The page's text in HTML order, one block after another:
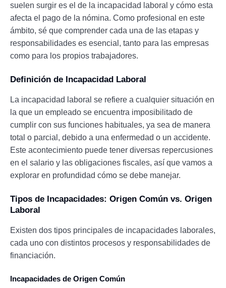
suelen surgir es el de la incapacidad laboral y cómo esta
afecta el pago de la nómina. Como profesional en este
ámbito, sé que comprender cada una de las etapas y
responsabilidades es esencial, tanto para las empresas
como para los propios trabajadores.
Definición de Incapacidad Laboral
La incapacidad laboral se refiere a cualquier situación en
la que un empleado se encuentra imposibilitado de
cumplir con sus funciones habituales, ya sea de manera
total o parcial, debido a una enfermedad o un accidente.
Este acontecimiento puede tener diversas repercusiones
en el salario y las obligaciones fiscales, así que vamos a
explorar en profundidad cómo se debe manejar.
Tipos de Incapacidades: Origen Común vs. Origen
Laboral
Existen dos tipos principales de incapacidades laborales,
cada uno con distintos procesos y responsabilidades de
financiación.
Incapacidades de Origen Común